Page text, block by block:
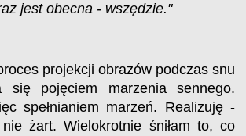
jest obecna - wszędzie."
projekcji obrazów podczas snu
się pojęciem marzenia sennego.
spełnianiem marzeń. Realizuję -
żart. Wielokrotnie śniłam to, co